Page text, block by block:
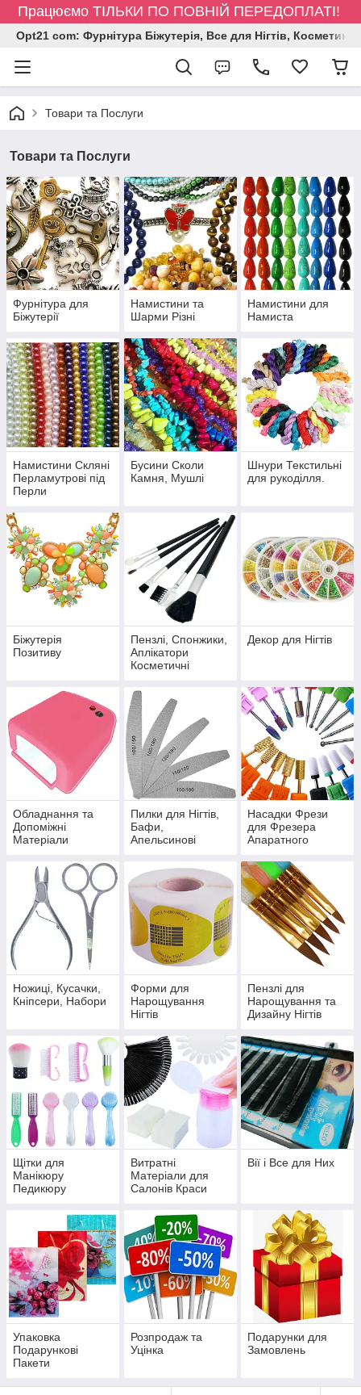
Працюємо ТІЛЬКИ ПО ПОВНІЙ ПЕРЕДОПЛАТІ!
Opt21 com: Фурнітура Біжутерія, Все для Нігтів, Косметика
Товари та Послуги
Товари та Послуги
Фурнітура для
Біжутерії
Намистини та
Шарми Різні
Намистини для
Намиста
Намистини Скляні
Перламутрові під
Перли
Бусини Сколи
Камня, Мушлі
Шнури Текстильні
для рукоділля.
Біжутерія
Позитиву
Пензлі, Спонжики,
Аплікатори
Косметичні
Декор для Нігтів
Обладнання та
Допоміжні
Матеріали
Пилки для Нігтів,
Бафи,
Апельсинові
Насадки Фрези
для Фрезера
Апаратного
Педикюру
Ножиці, Кусачки,
Кніпсери, Набори
Форми для
Нарощування
Нігтів
Пензлі для
Нарощування та
Дизайну Нігтів
Щітки для
Манікюру
Педикюру
Витратні
Матеріали для
Салонів Краси
Вії і Все для Них
Упаковка
Подарункові
Пакети
Розпродаж та
Уцінка
Подарунки для
Замовлень